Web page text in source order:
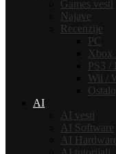
Games vesti
Najave
Recenzije
PC
Xbox
PS3 /
Wii /
Ostalo
AI
AI vesti
AI Software
AI